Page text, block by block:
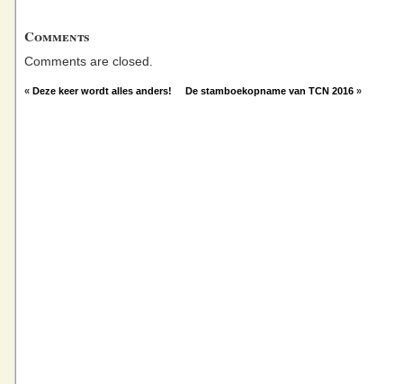
Comments
Comments are closed.
« Deze keer wordt alles anders! De stamboekopname van TCN 2016 »